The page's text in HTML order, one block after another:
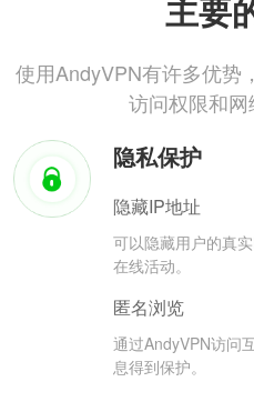
主要
使用AndyVPN有许多优势
访问权限和
隐私保护
隐藏IP地址
可以隐藏用户的真
在线活动。
匿名浏览
通过AndyVPN访问
息得到保护。